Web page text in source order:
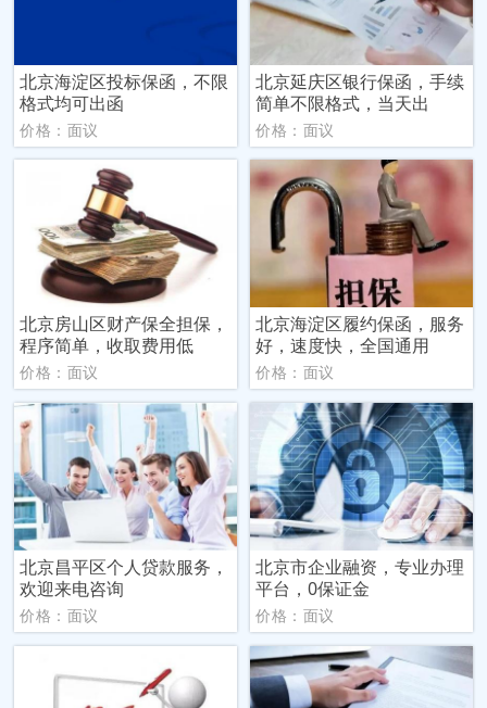
北京海淀区投标保函，不限
格式均可出函
价格：面议
北京延庆区银行保函，手续
简单不限格式，当天出
价格：面议
北京房山区财产保全担保，
程序简单，收取费用低
价格：面议
北京海淀区履约保函，服务
好，速度快，全国通用
价格：面议
北京昌平区个人贷款服务，
欢迎来电咨询
价格：面议
北京市企业融资，专业办理
平台，0保证金
价格：面议